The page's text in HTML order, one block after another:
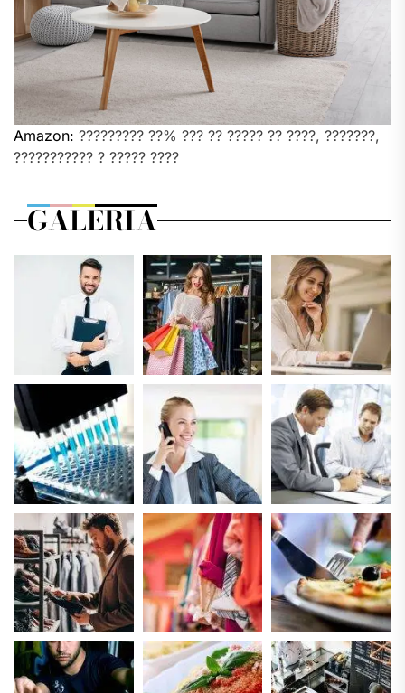
Amazon: ????????? ??% ??? ?? ????? ?? ????, ???????,
??????????? ? ????? ????
GALERIA